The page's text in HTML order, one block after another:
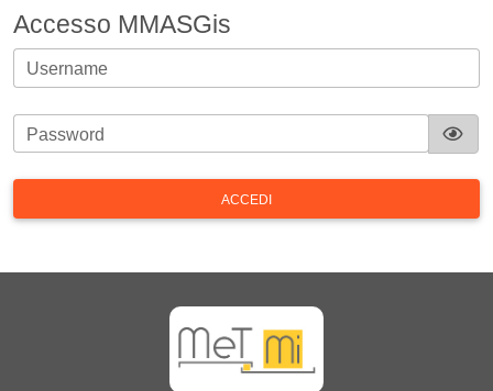
Accesso MMASGis
Username
Password
ACCEDI